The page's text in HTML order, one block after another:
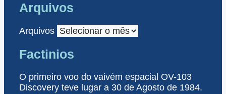
Arquivos
Arquivos
Factinios
O primeiro voo do vaivém espacial OV-103
Discovery teve lugar a 30 de Agosto de 1984.